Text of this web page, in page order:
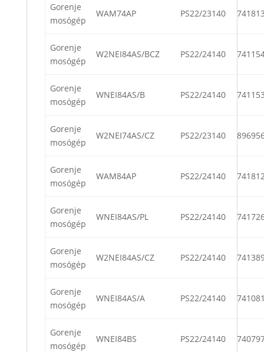
Gorenje
mosógép
WAM74AP PS22/23140
Gorenje
mosógép
W2NEI84AS/BCZ PS22/24140
Gorenje
mosógép
WNEI84AS/B PS22/24140
Gorenje
mosógép
W2NEI74AS/CZ PS22/23140
Gorenje
mosógép
WAM84AP PS22/24140
Gorenje
mosógép
WNEI84AS/PL PS22/24140
Gorenje
mosógép
W2NEI84AS/CZ PS22/24140
Gorenje
mosógép
WNEI84AS/A PS22/24140
Gorenje
mosógép
WNEI84BS PS22/24140